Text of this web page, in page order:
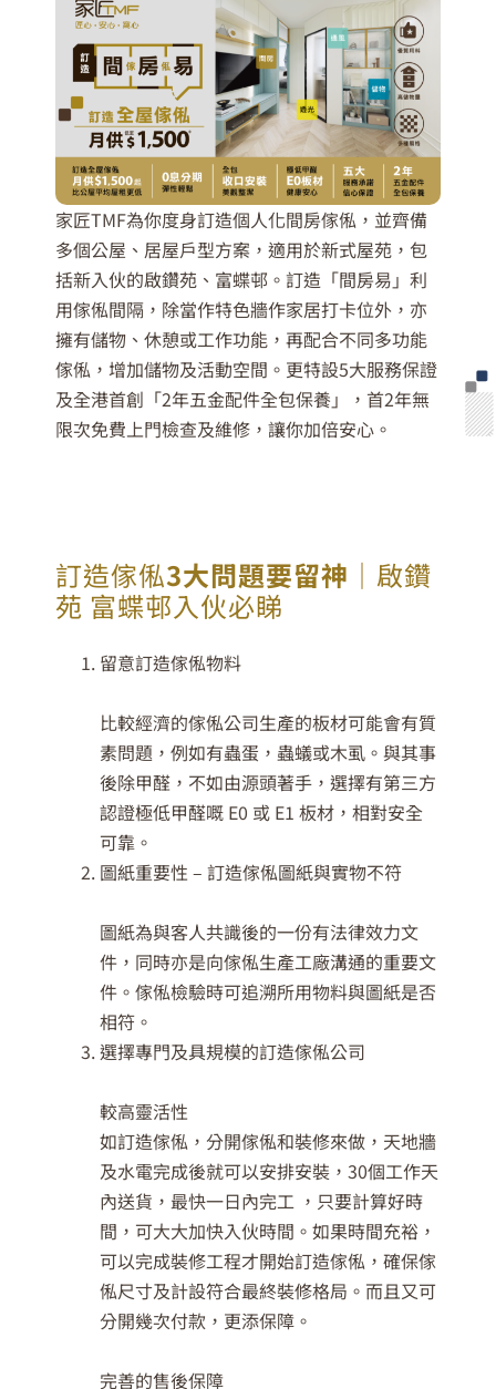
家匠TMF為你度身訂造個人化間房傢俬，並齊備
多個公屋、居屋戶型方案，適用於新式屋苑，包
括新入伙的啟鑽苑、富蝶邨。訂造「間房易」利
用傢俬間隔，除當作特色牆作家居打卡位外，亦
擁有儲物、休憩或工作功能，再配合不同多功能
傢俬，增加儲物及活動空間。更特設5大服務保證
及全港首創「2年五金配件全包保養」，首2年無
限次免費上門檢查及維修，讓你加倍安心。
訂造傢俬3大問題要留神 ｜啟鑽
苑 富蝶邨入伙必睇
留意訂造傢俬物料
比較經濟的傢俬公司生產的板材可能會有質
素問題，例如有蟲蛋，蟲蟻或木虱。與其事
後除甲醛，不如由源頭著手，選擇有第三方
認證極低甲醛嘅 E0 或 E1 板材，相對安全
可靠。
圖紙重要性 – 訂造傢俬圖紙與實物不符
圖紙為與客人共識後的一份有法律效力文
件，同時亦是向傢俬生產工廠溝通的重要文
件。傢俬檢驗時可追溯所用物料與圖紙是否
相符。
選擇專門及具規模的訂造傢俬公司
較高靈活性
如訂造傢俬，分開傢俬和裝修來做，天地牆
及水電完成後就可以安排安裝，30個工作天
內送貨，最快一日內完工 ，只要計算好時
間，可大大加快入伙時間。如果時間充裕，
可以完成裝修工程才開始訂造傢俬，確保傢
俬尺寸及計設符合最終裝修格局。而且又可
分開幾次付款，更添保障。
完善的售後保障